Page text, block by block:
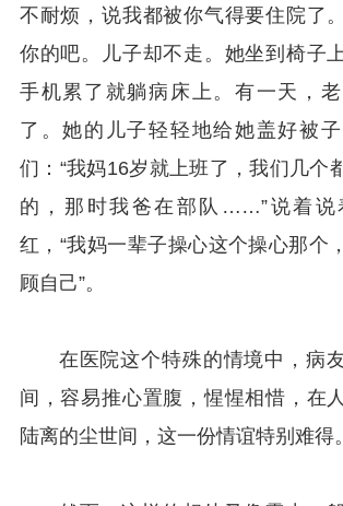
不耐烦，说我都被你气得要住院了
你的吧。儿子却不走。她坐到椅子
手机累了就躺病床上。有一天，
了。她的儿子轻轻地给她盖好被
们：“我妈16岁就上班了，我们几个
的，那时我爸在部队……”说着说
红，“我妈一辈子操心这个操心那个
顾自己”。
在医院这个特殊的情境中，病
间，容易推心置腹，惺惺相惜，在
陆离的尘世间，这一份情谊特别难得。